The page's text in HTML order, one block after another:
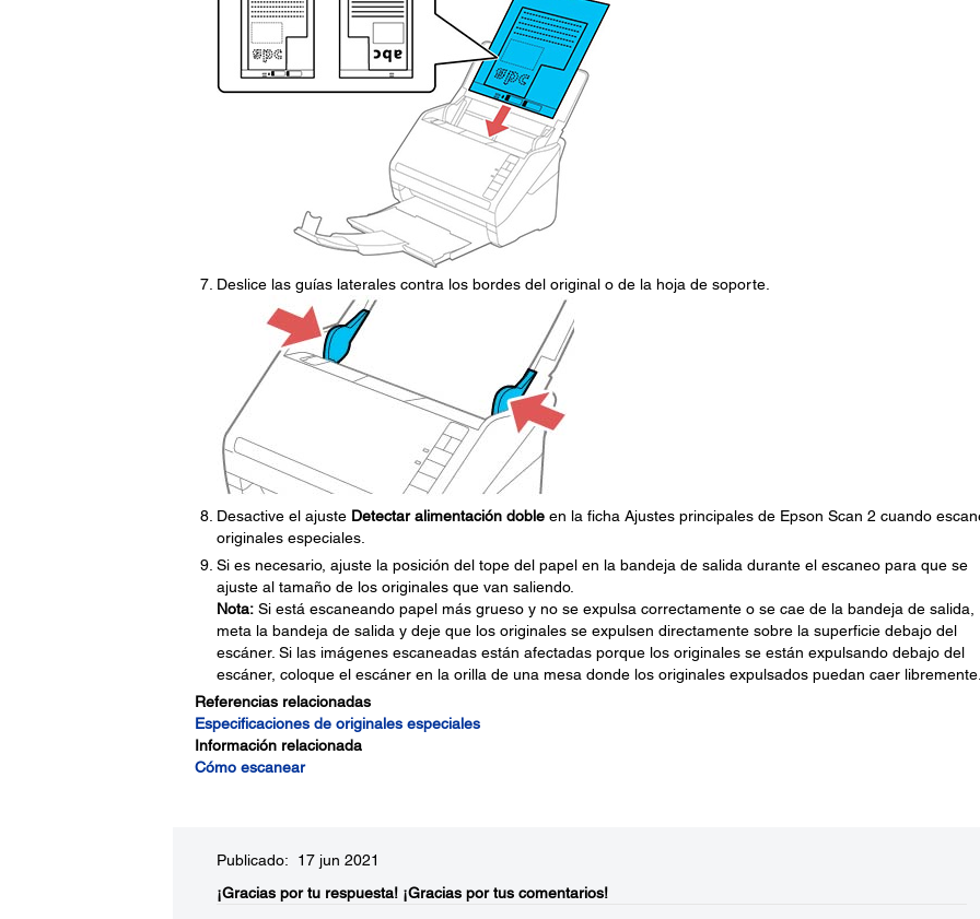
Deslice las guías laterales contra los bordes del original o de la hoja de soporte.
Desactive el ajuste Detectar alimentación dobleen la ficha Ajustes principales de Epson Scan 2 cuando
originales especiales.
Si es necesario, ajuste la posición del tope del papel en la bandeja de salida durante el escaneo para que se
ajuste al tamaño de los originales que van saliendo.
Nota:Si está escaneando papel más grueso y no se expulsa correctamente o se cae de la bandeja de salida,
meta la bandeja de salida y deje que los originales se expulsen directamente sobre la superficie debajo del
escáner. Si las imágenes escaneadas están afectadas porque los originales se están expulsando debajo del
escáner, coloque el escáner en la orilla de una mesa donde los originales expulsados puedan caer
Referencias relacionadas
Especificaciones de originales especiales
Información relacionada
Cómo escanear
Publicado: 17 jun 2021
¡Gracias por tu respuesta! ¡Gracias por tus comentarios!